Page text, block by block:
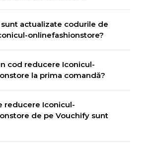
actualizate codurile de
onlinefashionstore?
cod reducere Iconicul-
la prima comandă?
reducere Iconicul-
de pe Vouchify sunt